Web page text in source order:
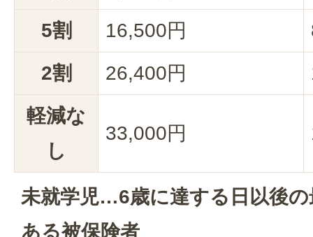
5割
16,500円
2割
26,400円
軽減な
し
33,000円
未就学児…6歳に達する日以後
ある被保険者